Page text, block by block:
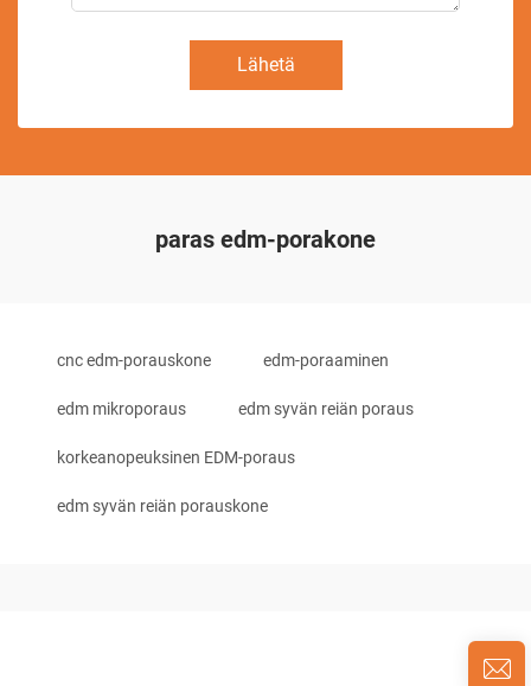
Lähetä
paras edm-porakone
cnc edm-porauskone edm-poraaminen
edm mikroporaus edm syvän reiän poraus
korkeanopeuksinen EDM-poraus
edm syvän reiän porauskone